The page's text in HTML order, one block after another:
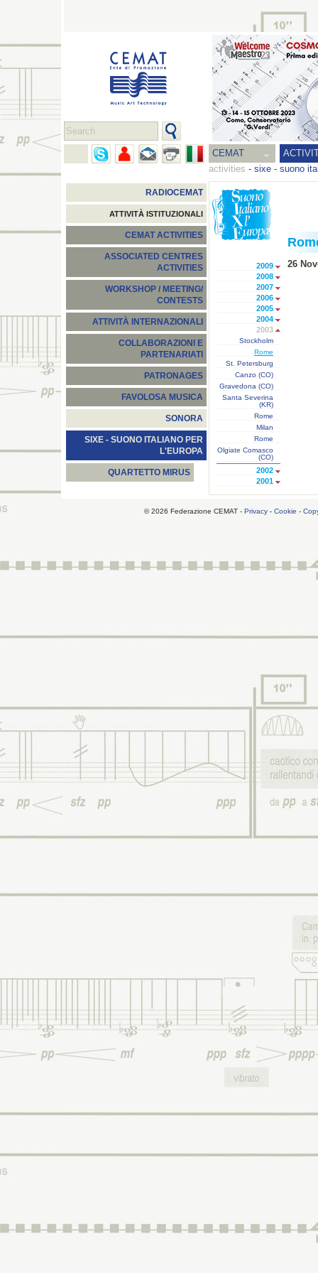
CEMAT
activities - sixe - suono
RADIOCEMAT
ATTIVITÀ ISTITUZIONALI
CEMAT ACTIVITIES
ASSOCIATED CENTRES
ACTIVITIES
WORKSHOP / MEETING/
CONTESTS
ATTIVITÀ INTERNAZIONALI
COLLABORAZIONI E
PARTENARIATI
PATRONAGES
FAVOLOSA MUSICA
SONORA
SIXE - SUONO ITALIANO PER
L'EUROPA
QUARTETTO MIRUS
2009
2008
2007
2006
2005
2004
2003
Stockholm
Rome
St. Petersburg
Canzo (CO)
Gravedona (CO)
Santa Severina
(KR)
Rome
Milan
Rome
Olgiate Comasco
(CO)
2002
2001
26
© 2026 Federazione CEMAT - Privacy - Cookie -